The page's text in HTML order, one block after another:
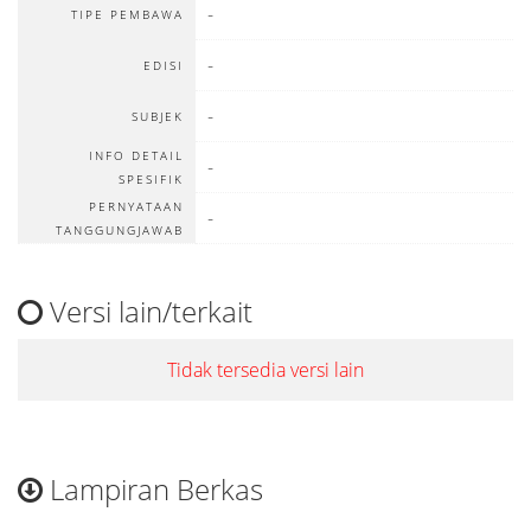
TIPE PEMBAWA -
EDISI -
SUBJEK -
INFO DETAIL
SPESIFIK
-
PERNYATAAN
TANGGUNGJAWAB
-
Versi lain/terkait
Tidak tersedia versi lain
Lampiran Berkas